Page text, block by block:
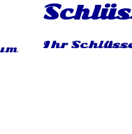
Ihr